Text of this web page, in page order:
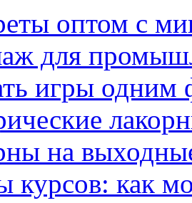
оптом с
для
игры одним
на
курсов: как